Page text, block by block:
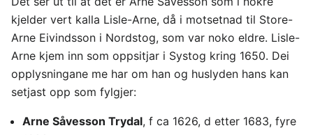
kjelder vert kalla Lisle-Arne, då i motsetnad til Store-
Arne Eivindsson i Nordstog, som var noko eldre. Lisle-
Arne kjem inn som oppsitjar i Systog kring 1650. Dei
opplysningane me har om han og huslyden hans kan
setjast opp som fylgjer:
Arne Såvesson Trydal, f ca 1626, d etter 1683, fyre